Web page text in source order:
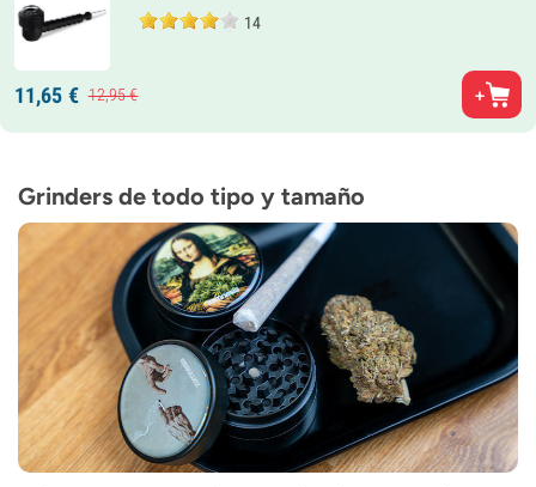
14
11,65 € 12,95€
Grinders de todo tipo y tamaño